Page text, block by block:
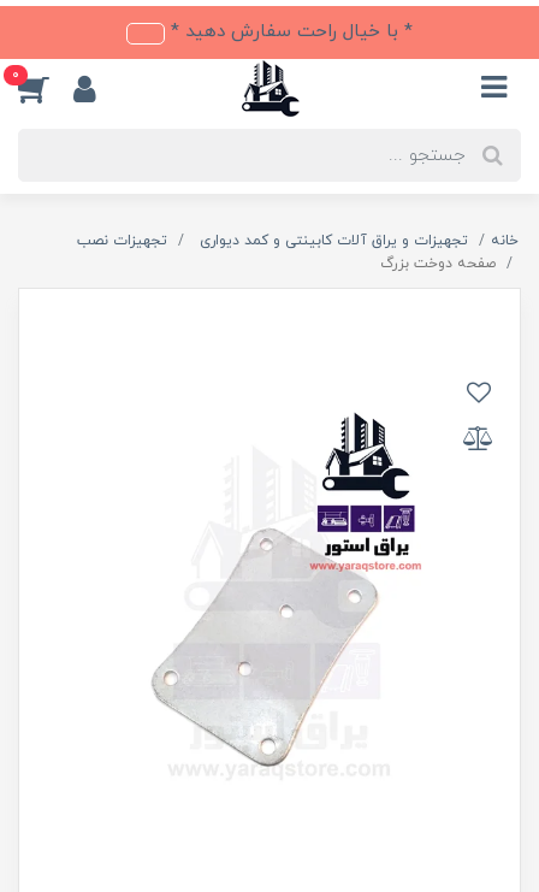
* با خیال راحت سفارش دهید *
0
خانه تجهیزات و یراق آلات کابینتی و کمد دیواری
تجهیزات نصب
صفحه دوخت بزرگ